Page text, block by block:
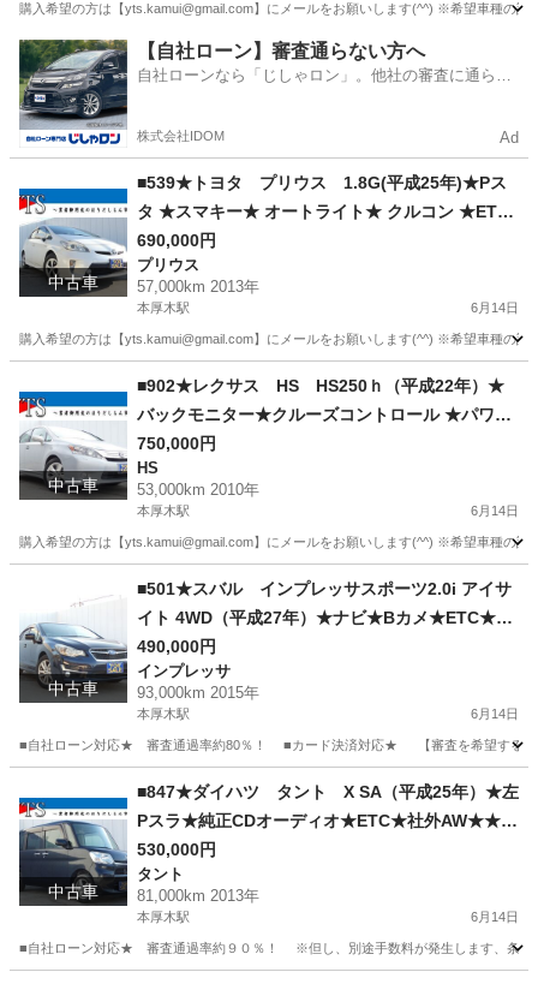
ので安心★カスタムも車検もできます★
購入希望の方は【yts.kamui@gmail.com】にメールをお願いします(^^) ※希望車種
神奈川 厚木市 本厚木駅 サンバー ヘッドライト
【自社ローン】審査通らない方へ
自社ローンなら「じしゃロン」。他社の審査に通らな
株式会社IDOM Ad
中古車
■539★トヨタ プリウス 1.8G(平成25年)★Pス
タ ★スマキー★ オートライト★ クルコン ★ETC
★ Bluetooth ★Pシート ★USB★自社ローン★金
利無し★通過率９０％★車体だけ販売できる★来
店不要で買える★リモート商談できる★神奈川県
690,000円
プリウス
57,000km 2013年
本厚木駅 6月14日
購入希望の方は【yts.kamui@gmail.com】にメールをお願いします(^^) ※希望車種
本厚木駅 Bluetooth
中古車
■902★レクサス HS HS250ｈ（平成22年）★
バックモニター★クルーズコントロール ★パワー
シート★ ステアチルト★シートヒーター★自社ロ
ーン★金利無し★通過率９０％★車体だけ販売で
きる★来店不要で買える★リモート商談できる★
750,000円
HS
53,000km 2010年
本厚木駅 6月14日
購入希望の方は【yts.kamui@gmail.com】にメールをお願いします(^^) ※希望車種
本厚木駅 クルーズコントロール
中古車
■501★スバル インプレッサスポーツ2.0i アイサ
イト 4WD（平成27年）★ナビ★Bカメ★ETC★自
社ローン★金利無し★通過率９０％★車体だけ販
売できる★来店不要で買える★リモート商談でき
る★神奈川県厚木市発★業者なので安心★カスタ
490,000円
インプレッサ
93,000km 2015年
本厚木駅 6月14日
■自社ローン対応★ 審査通過率約80％！ ■カード決済対応★ 【審査を希望する方
本厚木駅 インプレッサ アイサイト
中古車
■847★ダイハツ タント X SA（平成25年）★左
Pスラ★純正CDオーディオ★ETC★社外AW★★自
社ローン★金利無し★通過率９０％★車体だけ販
売できる★来店不要で買える★リモート商談でき
る★神奈川県厚木市発★業者なので安心★カスタ
530,000円
タント
81,000km 2013年
本厚木駅 6月14日
■自社ローン対応★ 審査通過率約９０％！ ※但し、別途手数料が発生します、条件